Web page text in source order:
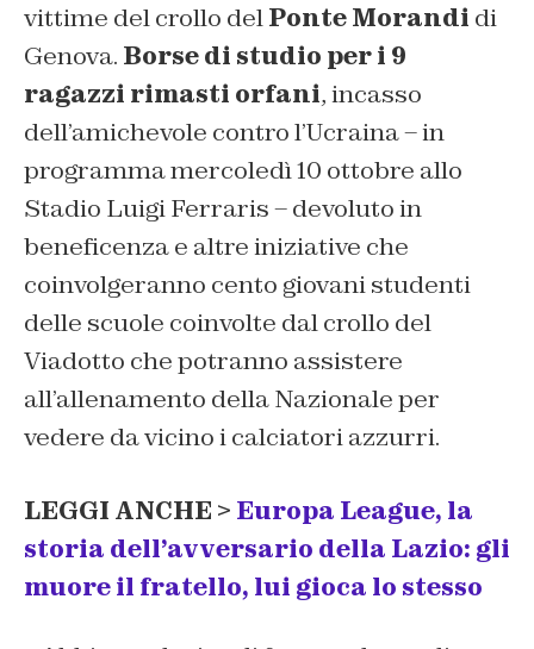
vittime del crollo delPonte Morandi di
Genova. Borse di studio per i 9
ragazzi rimasti orfani, incasso
dell’amichevole contro l’Ucraina – in
programma mercoledì 10 ottobre allo
Stadio Luigi Ferraris – devoluto in
beneficenza e altre iniziative che
coinvolgeranno cento giovani studenti
delle scuole coinvolte dal crollo del
Viadotto che potranno assistere
all’allenamento della Nazionale per
vedere da vicino i calciatori azzurri.
LEGGI ANCHE > Europa League, la
storia dell’avversario della Lazio: gli
muore il fratello, lui gioca lo stesso